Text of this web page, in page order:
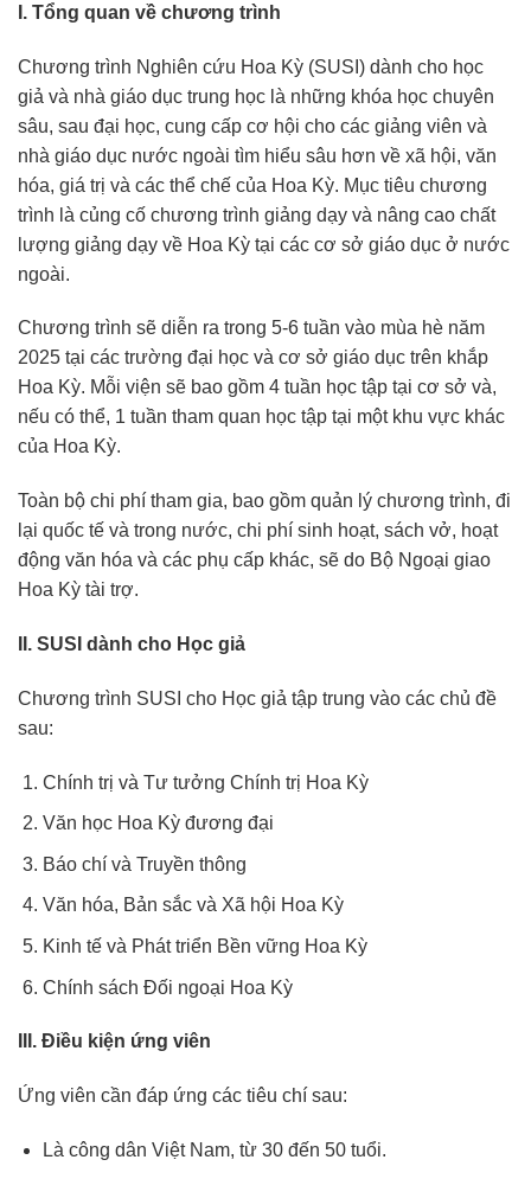
I. Tổng quan về chương trình
Chương trình Nghiên cứu Hoa Kỳ (SUSI) dành cho học
giả và nhà giáo dục trung học là những khóa học chuyên
sâu, sau đại học, cung cấp cơ hội cho các giảng viên và
nhà giáo dục nước ngoài tìm hiểu sâu hơn về xã hội, văn
hóa, giá trị và các thể chế của Hoa Kỳ. Mục tiêu chương
trình là củng cố chương trình giảng dạy và nâng cao chất
lượng giảng dạy về Hoa Kỳ tại các cơ sở giáo dục ở nước
ngoài.
Chương trình sẽ diễn ra trong 5-6 tuần vào mùa hè năm
2025 tại các trường đại học và cơ sở giáo dục trên khắp
Hoa Kỳ. Mỗi viện sẽ bao gồm 4 tuần học tập tại cơ sở và,
nếu có thể, 1 tuần tham quan học tập tại một khu vực khác
của Hoa Kỳ.
Toàn bộ chi phí tham gia, bao gồm quản lý chương trình, đi
lại quốc tế và trong nước, chi phí sinh hoạt, sách vở, hoạt
động văn hóa và các phụ cấp khác, sẽ do Bộ Ngoại giao
Hoa Kỳ tài trợ.
II. SUSI dành cho Học giả
Chương trình SUSI cho Học giả tập trung vào các chủ đề
sau:
Chính trị và Tư tưởng Chính trị Hoa Kỳ
Văn học Hoa Kỳ đương đại
Báo chí và Truyền thông
Văn hóa, Bản sắc và Xã hội Hoa Kỳ
Kinh tế và Phát triển Bền vững Hoa Kỳ
Chính sách Đối ngoại Hoa Kỳ
III. Điều kiện ứng viên
Ứng viên cần đáp ứng các tiêu chí sau:
Là công dân Việt Nam, từ 30 đến 50 tuổi.